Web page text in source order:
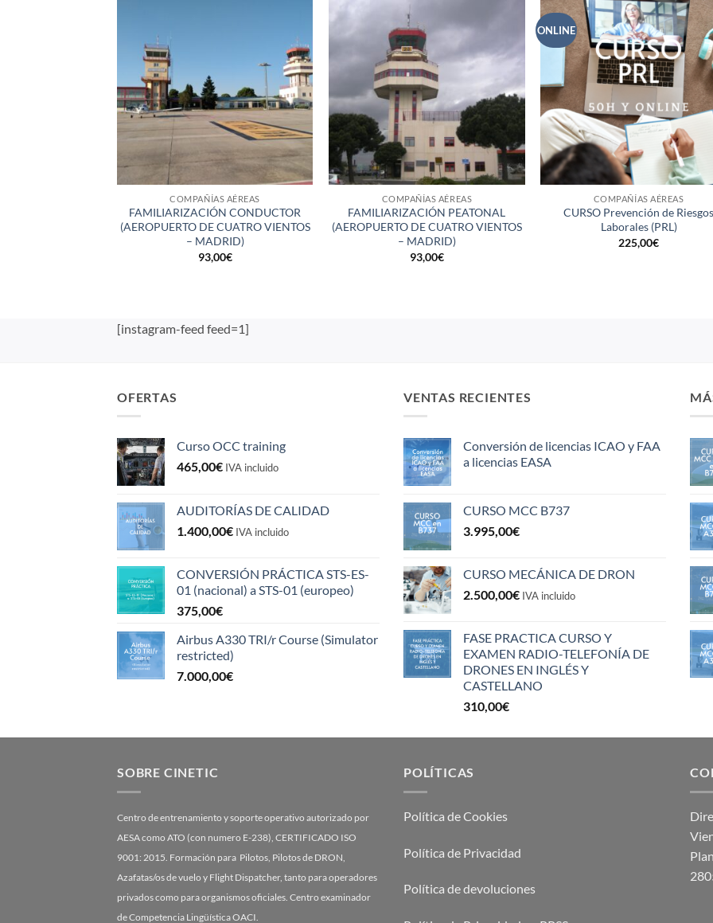
COMPAÑÍAS AÉREAS
FAMILIARIZACIÓN CONDUCTOR
(AEROPUERTO DE CUATRO VIENTOS
– MADRID)
93,00€
COMPAÑÍAS AÉREAS
FAMILIARIZACIÓN PEATONAL
(AEROPUERTO DE CUATRO VIENTOS
– MADRID)
93,00€
ONLINE
COMPAÑÍAS AÉREAS
CURSO Prevención de
Laborales (PRL)
225,00€
[instagram-feed feed=1]
OFERTAS
Curso OCC training
465,00€ IVA incluido
AUDITORÍAS DE CALIDAD
1.400,00€ IVA incluido
CONVERSIÓN PRÁCTICA STS-ES-
01 (nacional) a STS-01 (europeo)
375,00€
Airbus A330 TRI/r Course (Simulator
restricted)
7.000,00€
VENTAS RECIENTES
Conversión de licencias ICAO y FAA
a licencias EASA
CURSO MCC B737
3.995,00€
CURSO MECÁNICA DE DRON
2.500,00€ IVA incluido
FASE PRACTICA CURSO Y
EXAMEN RADIO-TELEFONÍA DE
DRONES EN INGLÉS Y
CASTELLANO
310,00€
SOBRE CINETIC
Centro de entrenamiento y soporte operativo autorizado por
AESA como ATO (con numero E-238), CERTIFICADO ISO
9001: 2015. Formación para Pilotos, Pilotos de DRON,
Azafatas/os de vuelo y Flight Dispatcher, tanto para operadores
privados como para organismos oficiales. Centro examinador
de Competencia Lingüística OACI.
POLÍTICAS
Política de Cookies
Política de Privacidad
Política de devoluciones